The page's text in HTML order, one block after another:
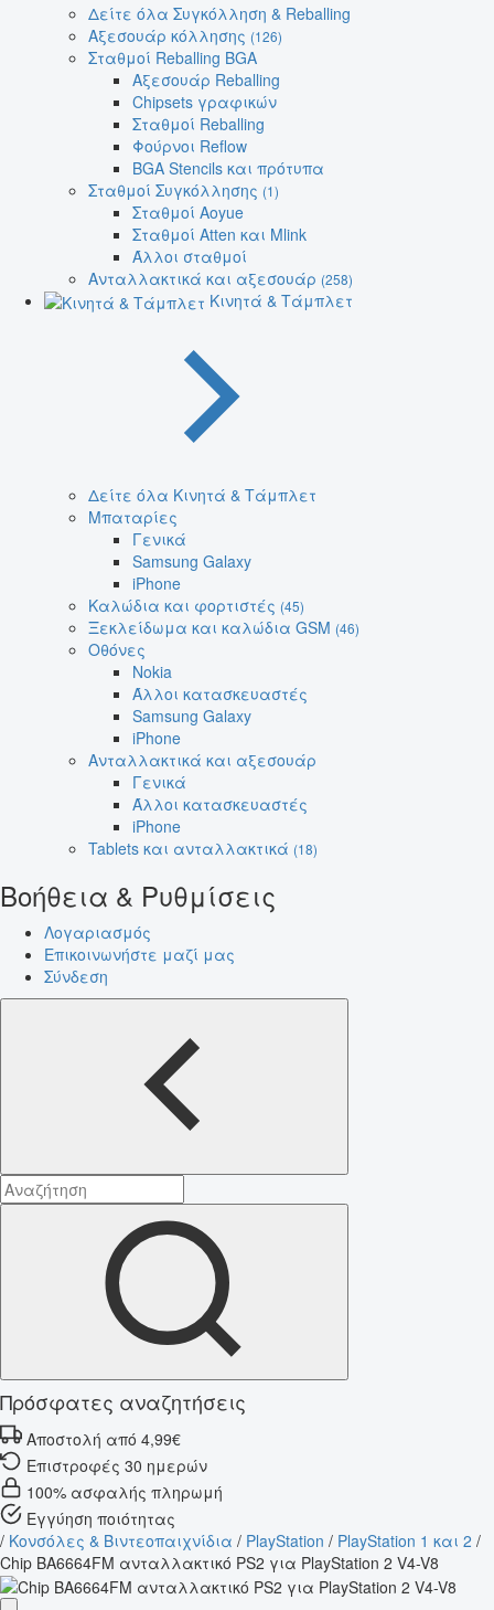
Δείτε όλα Συγκόλληση & Reballing
Αξεσουάρ κόλλησης (126)
Σταθμοί Reballing BGA
Αξεσουάρ Reballing
Chipsets γραφικών
Σταθμοί Reballing
Φούρνοι Reflow
BGA Stencils και πρότυπα
Σταθμοί Συγκόλλησης (1)
Σταθμοί Aoyue
Σταθμοί Atten και Mlink
Άλλοι σταθμοί
Ανταλλακτικά και αξεσουάρ (258)
Κινητά & Τάμπλετ
Δείτε όλα Κινητά & Τάμπλετ
Μπαταρίες
Γενικά
Samsung Galaxy
iPhone
Καλώδια και φορτιστές (45)
Ξεκλείδωμα και καλώδια GSM (46)
Οθόνες
Nokia
Άλλοι κατασκευαστές
Samsung Galaxy
iPhone
Ανταλλακτικά και αξεσουάρ
Γενικά
Άλλοι κατασκευαστές
iPhone
Tablets και ανταλλακτικά (18)
Βοήθεια & Ρυθμίσεις
Λογαριασμός
Επικοινωνήστε μαζί μας
Σύνδεση
Πρόσφατες αναζητήσεις
Αποστολή από 4,99€
Επιστροφές 30 ημερών
100% ασφαλής πληρωμή
Εγγύηση ποιότητας
/ Κονσόλες & Βιντεοπαιχνίδια / PlayStation / PlayStation 1 και 2 /
Chip BA6664FM ανταλλακτικό PS2 για PlayStation 2 V4-V8